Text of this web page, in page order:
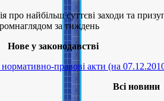
про найбільш суттєві заходи та
за тиждень
Нове у законодавстві
правові акти (на
Всі новини